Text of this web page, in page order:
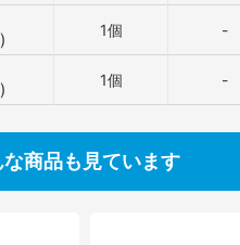
) 1個 -
) 1個 -
商品も見ています